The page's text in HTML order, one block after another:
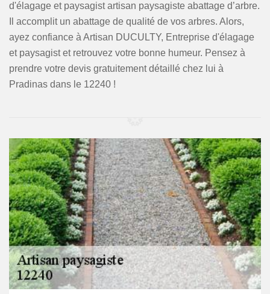
d'élagage et paysagist artisan paysagiste abattage d’arbre.
Il accomplit un abattage de qualité de vos arbres. Alors,
ayez confiance à Artisan DUCULTY, Entreprise d'élagage
et paysagist et retrouvez votre bonne humeur. Pensez à
prendre votre devis gratuitement détaillé chez lui à
Pradinas dans le 12240 !